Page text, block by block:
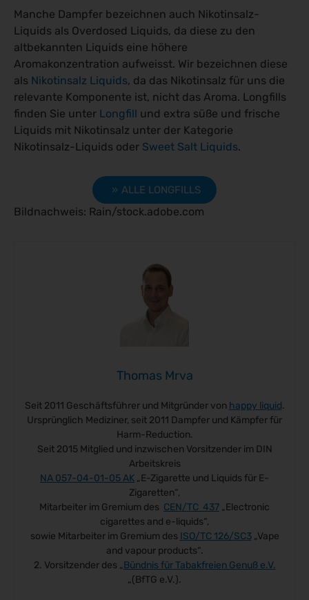
Manche Dampfer bezeichnen auch Nikotinsalz-
Liquids als Overdosed Liquids, da diese zu den
altbekannten Liquids eine höhere
Aromakonzentration aufweisst. Wir bezeichnen diese
als Nikotinsalz Liquids, da das Nikotinsalz für uns die
relevante Komponente ist, nicht das Aroma. Longfills
finden Sie unter Longfill und extra süße und frische
Liquids mit Nikotinsalz unter der Kategorie
Nikotinsalz-Liquids oder Sweet Salt Liquids.
ALLE LONGFILLS
Bildnachweis: Rain/stock.adobe.com
Thomas Mrva
Seit 2011 Geschäftsführer und Mitgründer von happy liquid.
Ursprünglich Mediziner, seit 2011 Dampfer und Kämpfer für
Harm-Reduction.
Seit 2015 Mitglied und inzwischen Vorsitzender im DIN
Arbeitskreis
NA 057-04-01-05 AK „E-Zigarette und Liquids für E-
Zigaretten“,
Mitarbeiter im Gremium des CEN/TC 437 „Electronic
cigarettes and e-liquids“,
sowie Mitarbeiter im Gremium des ISO/TC 126/SC3„Vape
and vapour products“.
2. Vorsitzender des „Bündnis für Tabakfreien Genuß e.V.
„(BfTG e.V.).